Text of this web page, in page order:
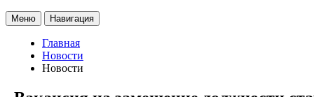
Меню Навигация
Главная
Новости
Новости